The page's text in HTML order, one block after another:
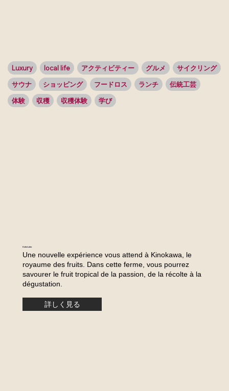
Luxury local life アクティビティー グルメ
サイクリング
サウナ
ショッピング フードロス ランチ
伝統工芸
体験
収穫 収穫体験 学び
Kubo-Labo
Une nouvelle expérience vous attend à Kinokawa, le
royaume des fruits. Dans cette ferme, vous pourrez
savourer le fruit tropical de la passion, de la récolte à la
dégustation.
詳しく見る